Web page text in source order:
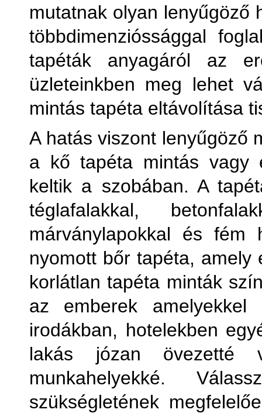
mutatnak olyan lenyűgöző
többdimenzióssággal
tapéták anyagáról az
üzleteinkben meg lehet
mintás tapéta eltávolítása
A hatás viszont lenyűgöző
a kő tapéta mintás vagy
keltik a szobában. A
téglafalakkal,
márványlapokkal és fém
nyomott bőr tapéta, amely
korlátlan tapéta minták
az emberek
irodákban, hotelekben
lakás józan övezetté
munkahelyekké.
szükségletének